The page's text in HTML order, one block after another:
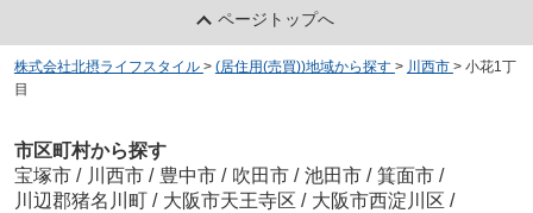
ページトップへ
株式会社北摂ライフスタイル > (居住用(売買))地域から探す > 川西市 > 小花1丁
目
市区町村から探す
宝塚市 / 川西市 / 豊中市 / 吹田市 / 池田市 / 箕面市 /
川辺郡猪名川町 / 大阪市天王寺区 / 大阪市西淀川区 /